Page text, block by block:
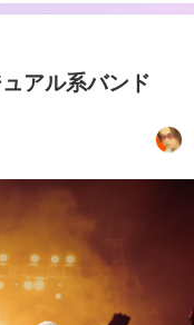
アル系バンド